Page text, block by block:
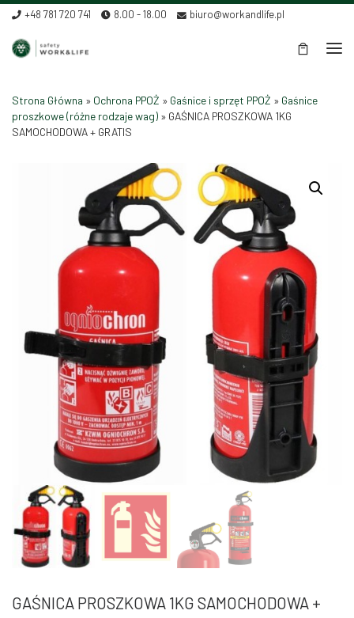
Skip to content
+48 781 720 741 8.00 - 18.00 biuro@workandlife.pl
Strona Główna » Ochrona PPOŻ » Gaśnice i sprzęt PPOŻ » Gaśnice
proszkowe (różne rodzaje wag) » GAŚNICA PROSZKOWA 1KG
SAMOCHODOWA + GRATIS
GAŚNICA PROSZKOWA 1KG SAMOCHODOWA +